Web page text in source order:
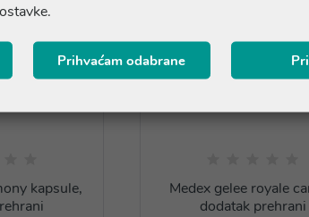
kapsule,
Medex gelee royale
dodatak prehrani
Prihvaćam odabrane